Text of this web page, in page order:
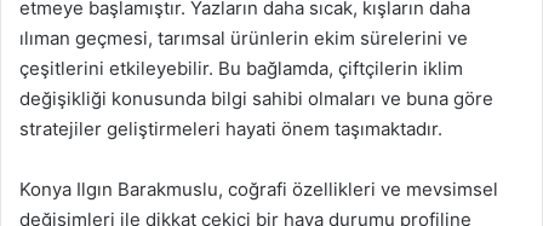
etmeye başlamıştır. Yazların daha sıcak, kışların daha
ılıman geçmesi, tarımsal ürünlerin ekim sürelerini ve
çeşitlerini etkileyebilir. Bu bağlamda, çiftçilerin iklim
değişikliği konusunda bilgi sahibi olmaları ve buna göre
stratejiler geliştirmeleri hayati önem taşımaktadır.
Konya Ilgın Barakmuslu, coğrafi özellikleri ve mevsimsel
değişimleri ile dikkat çekici bir hava durumu profiline